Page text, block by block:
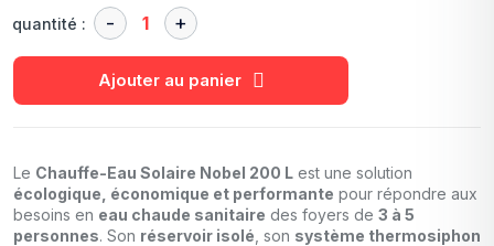
quantité :
Ajouter au panier
Le Chauffe-Eau Solaire Nobel 200 L est une solution
écologique, économique et performante pour répondre aux
besoins en eau chaude sanitaire des foyers de 3 à 5
personnes. Son réservoir isolé , son système thermosiphon